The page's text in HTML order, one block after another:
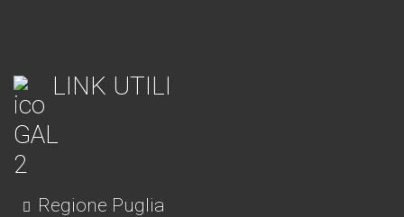
LINK UTILI
Regione Puglia